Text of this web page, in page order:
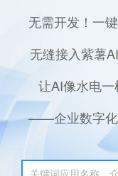
无需开发！一
无缝接入紫薯
让AI像水电一
——企业数字化